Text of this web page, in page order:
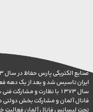
صنایع الکتریکی پارس حفاظ در سال 1363 در
شد و بعد از یک دهه فعالیت در
سال 1373 با نظارت و مشارکت فنی شرکت
و مشارکت بخش دولتی در ایران
فانال آلمان فعالیت خود را در